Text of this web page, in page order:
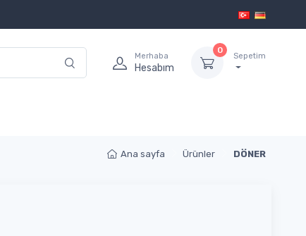
Merhaba
Hesabım
0
Sepetim
Ana sayfa Ürünler DÖNER